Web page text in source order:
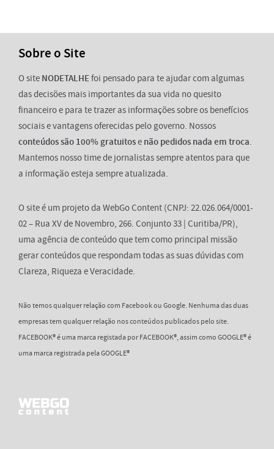
Sobre o Site
O site NODETALHEfoi pensado para te ajudar com algumas
das decisões mais importantes da sua vida no quesito
financeiro e para te trazer as informações sobre os benefícios
sociais e vantagens oferecidas pelo governo. Nossos
conteúdos são 100% gratuitose não pedidos nada em troca.
Mantemos nosso time de jornalistas sempre atentos para que
a informação esteja sempre atualizada.
O site é um projeto da WebGo Content (CNPJ: 22.026.064/0001-
02 – Rua XV de Novembro, 266. Conjunto 33 | Curitiba/PR),
uma agência de conteúdo que tem como principal missão
gerar conteúdos que respondam todas as suas dúvidas com
Clareza, Riqueza e Veracidade.
Não temos qualquer relação com Facebook ou Google. Nenhuma das duas
empresas tem qualquer relação nos conteúdos publicados pelo site.
FACEBOOK® é uma marca registada por FACEBOOK®, assim como GOOGLE® é
uma marca registrada pela GOOGLE®